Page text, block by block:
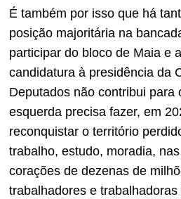
É também por isso que há
posição majoritária na
participar do bloco de Maia e
candidatura à presidência da
Deputados não contribui para
esquerda precisa fazer, em
reconquistar o território
trabalho, estudo, moradia,
corações de dezenas de
trabalhadores e trabalhadoras